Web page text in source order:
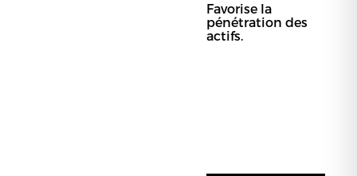
Favorise la
pénétration des
actifs.